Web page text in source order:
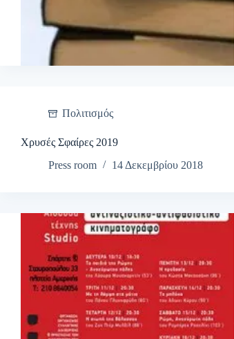
Πολιτισμός
Χρυσές Σφαίρες 2019
Press room
14 Δεκεμβρίου 2018